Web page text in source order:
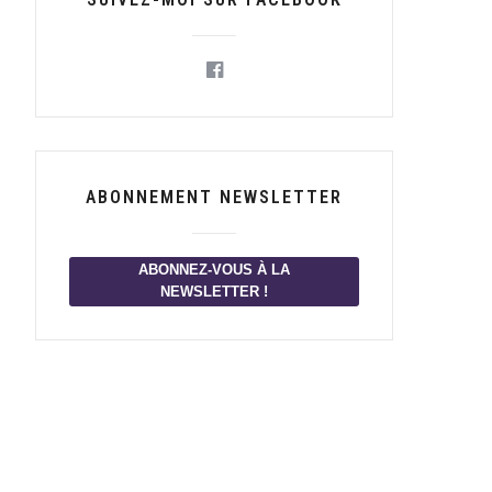
ABONNEMENT NEWSLETTER
ABONNEZ-VOUS À LA
NEWSLETTER !